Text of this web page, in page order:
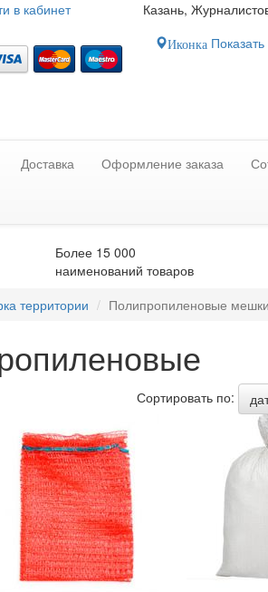
в кабинет
Казань,
ИконкаПоказать
Доставка Оформление заказа
Более 15 000
наименований товаров
территории Полипропиленовые мешки
Сортировать по: